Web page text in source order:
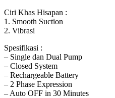
Ciri Khas Hisapan :
1. Smooth Suction
2. Vibrasi
Spesifikasi :
– Single dan Dual Pump
– Closed System
– Rechargeable Battery
– 2 Phase Expression
– Auto OFF in 30 Minutes